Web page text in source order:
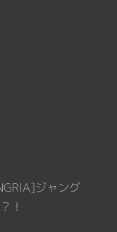
ジャング
！